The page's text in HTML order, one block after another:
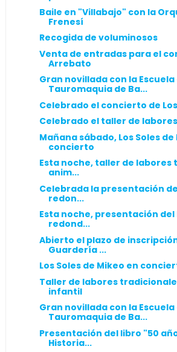
Baile en "Villabajo" con la
Frenesí
Recogida de voluminosos
Venta de entradas para el
Arrebato
Gran novillada con la Escuela
Tauromaquia de Ba...
Celebrado el concierto de
Celebrado el taller de
Mañana sábado, Los Soles de
concierto
Esta noche, taller de labores
anim...
Celebrada la presentación
redon...
Esta noche, presentación
redond...
Abierto el plazo de
Guardería ...
Los Soles de Mikeo en
Taller de labores
infantil
Gran novillada con la Escuela
Tauromaquia de Ba...
Presentación del libro "50
Historia...